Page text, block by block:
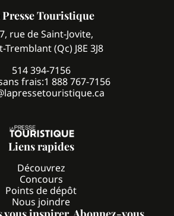
Presse Touristique
rue de Saint-Jovite,
Tremblant (Qc) J8E 3J8
514 394-7156
frais:1 888 767-7156
Liens rapides
Découvrez
Concours
Points de dépôt
Nous joindre